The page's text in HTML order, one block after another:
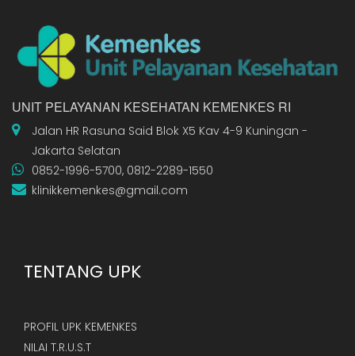
UNIT PELAYANAN KESEHATAN KEMENKES RI
Jalan HR Rasuna Said Blok X5 Kav 4-9 Kuningan -
Jakarta Selatan
0852-1996-5700, 0812-2289-1550
klinikkemenkes@gmail.com
TENTANG UPK
PROFIL UPK KEMENKES
NILAI T.R.U.S.T